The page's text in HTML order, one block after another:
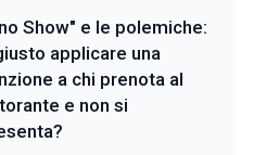
Show" e le polemiche:
applicare una
a chi prenota al
e non si